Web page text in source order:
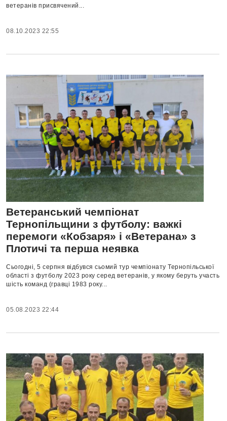
ветеранів присвячений...
08.10.2023 22:55
Ветеранський чемпіонат
Тернопільщини з футболу: важкі
перемоги «Кобзаря» і «Ветерана» з
Плотичі та перша неявка
Сьогодні, 5 серпня відбувся сьомий тур чемпіонату Тернопільської
області з футболу 2023 року серед ветеранів, у якому беруть участь
шість команд (гравці 1983 року...
05.08.2023 22:44